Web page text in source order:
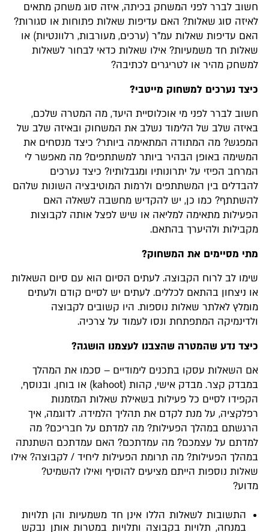
חשוב לברר לפני המשחק בכיתה, איזה סוג משחק מתאים
לאיזה סוג שאלות? האם עדיפות שאלות פתוחות או סגורות?
האם עדיפות שאלות עמ"ר (ערכים, מעורבות, רלוונטיות) או
שאלות חד משמעיות? אילו שאלות כדאי לבחור לשאלות
למשחק מהיר או לטריגרים לכתיבה?
כיצד נערכים למשחוק מייטבי?
חשוב לברר לפני מי אוכלוסיית היעד, מה המטרה שלכם,
באיזה שלב של הלימוד נשלב את המשחוק ובאיזה שלב של
המפגש? מה המתודה המתאימה ביותר? כיצד מנסחים את
המשימה באופן הבהיר ביותר למשתתפים? מה מאפשר לי
המרחב הפיזי על יתרונותיו ומגבלותיו? כיצד נערכים
להבדלים בין המשתתפים ולרמות המוטיבציה השונות שלהם
להשתתף? כמו כן, יש להקדיש מחשבה לשאלה האם
הפעילות מתאימה למליאה או שיש לפצל אותה לקבוצות
מקבילות ולהיערך בהתאם.
מתי מסיימים את המשחוק?
שימו לב לרוח הקבוצה. לעתים הסיום הוא עם סיום השאלות
או ניצחון בהתאם לכללים. לעתים יש לסיים קודם ולעתים
מומלץ לאלתר שאלות נוספות. היו קשובים לקבוצה
ולדינמיקה המתפתחת ונסו לעמוד על צרכיה.
כיצד נדע שהמטרה שהצבנו לעצמנו הושגה?
אם השאלות עסקו בתכנים לימודיים – סכמו את המהלך
במבדק קצר. מבדק אישי, קהות (kahoot) או בוחן. ובנוסף,
הקפידו לסיים כל פעילות בשאילת שאלות המזמנות
רפלקציה, על מנת לקדם את תהליך הלמידה. לדוגמה, איך
הרגשתם במהלך הפעילות? מה למדתם על חבריכם? מה
למדתם על עצמכם? מה עמדתכם? האם עמדתכם השתנתה
במהלך הפעילות? מה תרומת הפעילות ליחיד / לקבוצה? אילו
שאלות נוספות הייתם מציעים להוסיף ואילו להשמיט?
מדוע?
התשובות לשאלות הללו אינן חד משמעיות והן תלויות
במנחה, תלויות בקבוצה ותלויות במטרות אותן נבקש